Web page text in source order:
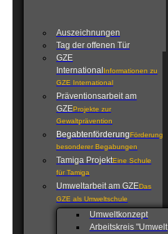
Auszeichnungen
Tag der offenen Tür
GZE
International Informationen zu
GZE International
Präventionsarbeit am
GZEProjekte zur
Gewaltprävention
BegabtenförderungFörderung
besonderer Begabungen
Tamiga ProjektEine Schule
für Tamiga
Umweltarbeit am GZEDas
GZE als Umweltschule
Umweltkonzept
Arbeitskreis "Umwelt